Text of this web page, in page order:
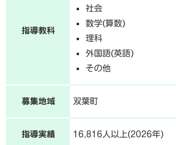
指導教科
社会
数学(算数)
理科
外国語(英語)
その他
募集地域 双葉町
指導実績 16,816人以上(2026年)